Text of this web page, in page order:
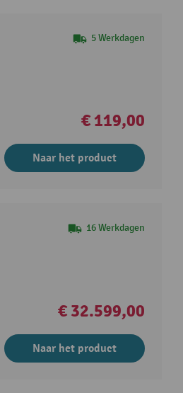
5 Werkdagen
€ 119,00
Naar het product
16 Werkdagen
€ 32.599,00
Naar het product